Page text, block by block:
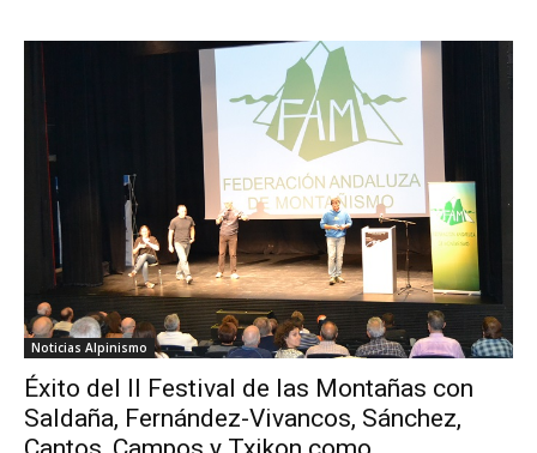
Noticias Alpinismo
Éxito del II Festival de las Montañas con
Saldaña, Fernández-Vivancos, Sánchez,